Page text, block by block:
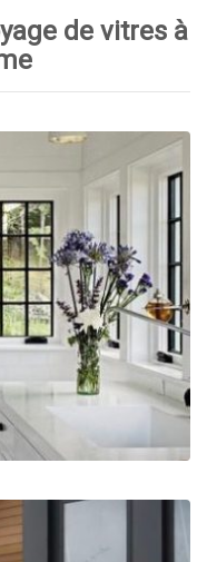
de vitres à